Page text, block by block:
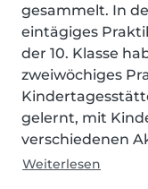
gesammelt. In
eintägiges
der 10. Klasse
zweiwöchiges
gelernt, mit
verschiedenen
Weiterlesen